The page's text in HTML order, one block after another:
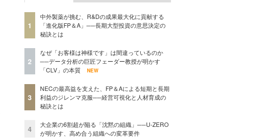
1
中外製薬が挑む、R&Dの成果最大化に貢献する
「進化版FP＆A」──長期大型投資の意思決定の
秘訣とは
2
なぜ「お客様は神様です」は間違っているのか
──データ分析の巨匠フェーダー教授が明かす
「CLV」の本質
NEW
3
NECの最高益を支えた、FP＆Aによる短期と長期
利益のジレンマ克服──経営可視化と人材育成の
秘訣とは
4
大企業の6割超が陥る「沈黙の組織」──U-ZERO
が明かす、高め合う組織への変革要件